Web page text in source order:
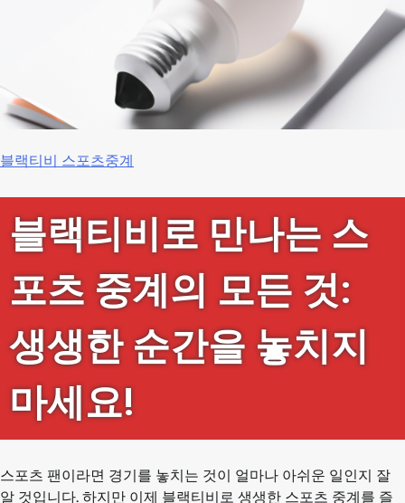
블랙티비 스포츠중계
블랙티비로 만나는 스
포츠 중계의 모든 것:
생생한 순간을 놓치지
마세요!
스포츠 팬이라면 경기를 놓치는 것이 얼마나 아쉬운 일인지 잘
알 것입니다. 하지만 이제 블랙티비로 생생한 스포츠 중계를 즐